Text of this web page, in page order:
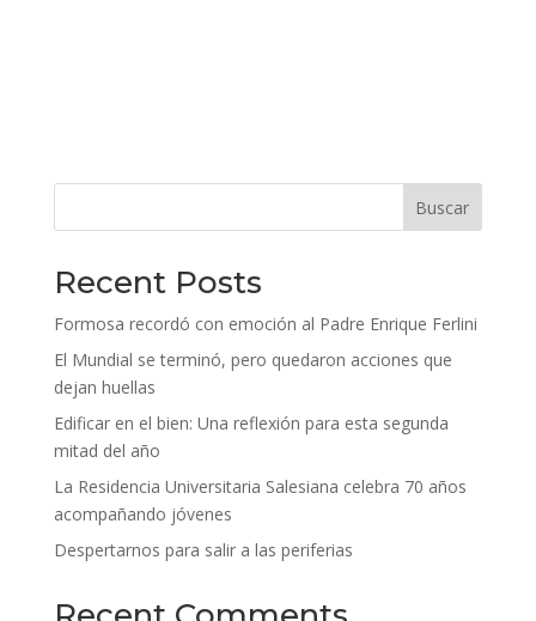
Buscar
Recent Posts
Formosa recordó con emoción al Padre Enrique Ferlini
El Mundial se terminó, pero quedaron acciones que
dejan huellas
Edificar en el bien: Una reflexión para esta segunda
mitad del año
La Residencia Universitaria Salesiana celebra 70 años
acompañando jóvenes
Despertarnos para salir a las periferias